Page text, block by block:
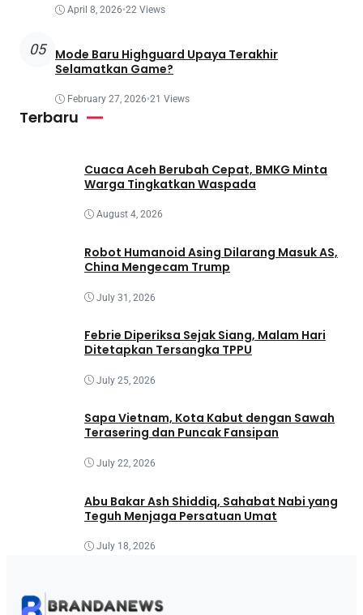
April 8, 2026•22 Views
05
Mode Baru Highguard Upaya Terakhir
Selamatkan Game?
February 27, 2026•21 Views
Terbaru
Cuaca Aceh Berubah Cepat, BMKG Minta
Warga Tingkatkan Waspada
August 4, 2026
Robot Humanoid Asing Dilarang Masuk AS,
China Mengecam Trump
July 31, 2026
Febrie Diperiksa Sejak Siang, Malam Hari
Ditetapkan Tersangka TPPU
July 25, 2026
Sapa Vietnam, Kota Kabut dengan Sawah
Terasering dan Puncak Fansipan
July 22, 2026
Abu Bakar Ash Shiddiq, Sahabat Nabi yang
Teguh Menjaga Persatuan Umat
July 18, 2026